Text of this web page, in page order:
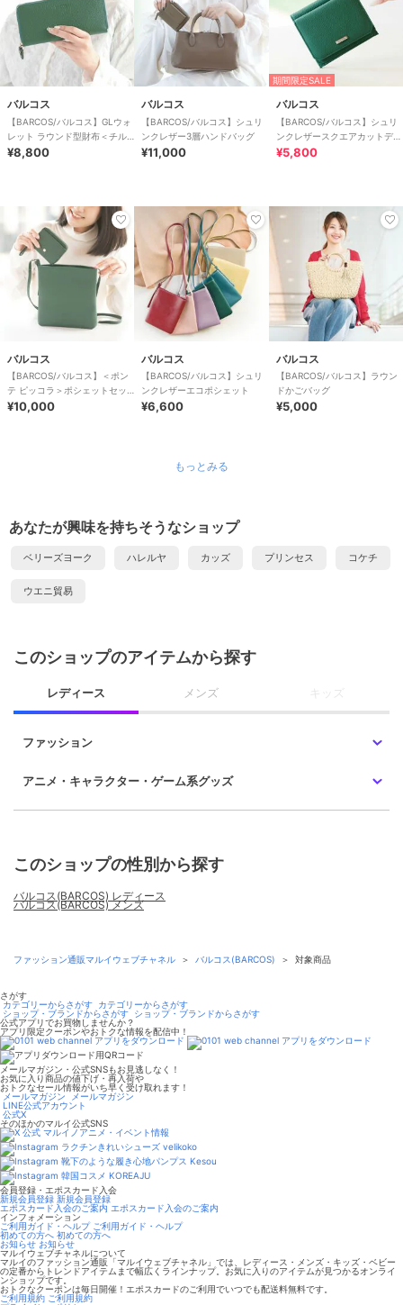
バルコス
【BARCOS/バルコス】GLウォ
レット ラウンド型財布＜チル
コロR＞
¥8,800
バルコス
【BARCOS/バルコス】シュリ
ンクレザー3層ハンドバッグ
¥11,000
期間限定SALE
バルコス
【BARCOS/バルコス】シュリ
ンクレザースクエアカットデザ
インミニウォレット
¥5,800
バルコス
【BARCOS/バルコス】＜ポン
テ ピッコラ＞ポシェットセッ
ト
¥10,000
バルコス
【BARCOS/バルコス】シュリ
ンクレザーエコポシェット
¥6,600
バルコス
【BARCOS/バルコス】ラウン
ドかごバッグ
¥5,000
もっとみる
あなたが興味を持ちそうなショップ
ベリーズヨーク ハレルヤ カッズ プリンセス コケチ
ウエニ貿易
このショップのアイテムから探す
レディース メンズ キッズ
ファッション
アニメ・キャラクター・ゲーム系グッズ
このショップの性別から探す
バルコス(BARCOS) レディース
バルコス(BARCOS) メンズ
ファッション通販マルイウェブチャネル ＞ バルコス(BARCOS) ＞ 対象商品
さがす
カテゴリーからさがす カテゴリーからさがす
ショップ・ブランドからさがす ショップ・ブランドからさがす
公式アプリでお買物しませんか？
アプリ限定クーポンやおトクな情報を配信中！
メールマガジン・公式SNSもお見逃しなく！
お気に入り商品の値下げ・再入荷や
おトクなセール情報がいち早く受け取れます！
メールマガジン
メールマガジン
LINE公式アカウント
公式X
そのほかのマルイ公式SNS
マルイノアニメ・イベント情報
ラクチンきれいシューズ velikoko
靴下のような履き心地パンプス Kesou
韓国コスメ KOREAJU
会員登録・エポスカード入会
新規会員登録 新規会員登録
エポスカード入会のご案内 エポスカード入会のご案内
インフォメーション
ご利用ガイド・ヘルプ ご利用ガイド・ヘルプ
初めての方へ 初めての方へ
お知らせ お知らせ
マルイウェブチャネルについて
マルイのファッション通販「マルイウェブチャネル」では、レディース・メンズ・キッズ・ベビー
の定番からトレンドアイテムまで幅広くラインナップ。お気に入りのアイテムが見つかるオンライ
ンショップです。
おトクなクーポンは毎日開催！エポスカードのご利用でいつでも配送料無料です。
ご利用規約 ご利用規約